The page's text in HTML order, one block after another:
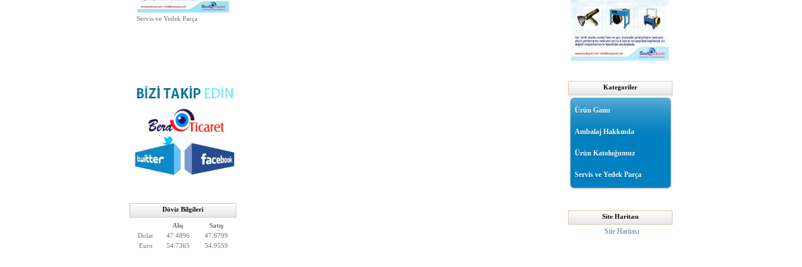
Servis ve Yedek Parça
Döviz Bilgileri
Alış
Satış
Dolar
47.4896
47.6799
Euro
54.7365 54.9559
Kategoriler
Ürün Gamı
Ambalaj Hakkında
Ürün Katoluğumuz
Servis ve Yedek Parça
Site Haritası
Site Haritası